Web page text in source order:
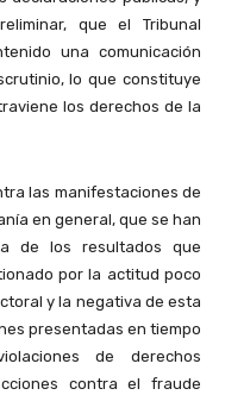
que el Tribunal
una comunicación
lo que constituye
los derechos de la
las manifestaciones de
en general, que se han
de los resultados que
por la actitud poco
y la negativa de esta
presentadas en tiempo
de derechos
contra el fraude